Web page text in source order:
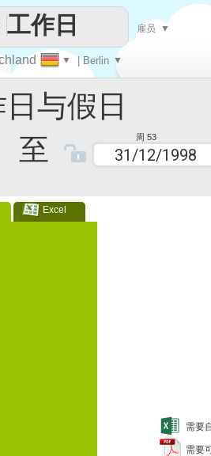
假日
至 周 53
Excel
需要
需要
一天
▼ | Berlin ▼
工作日 雇员 ▼